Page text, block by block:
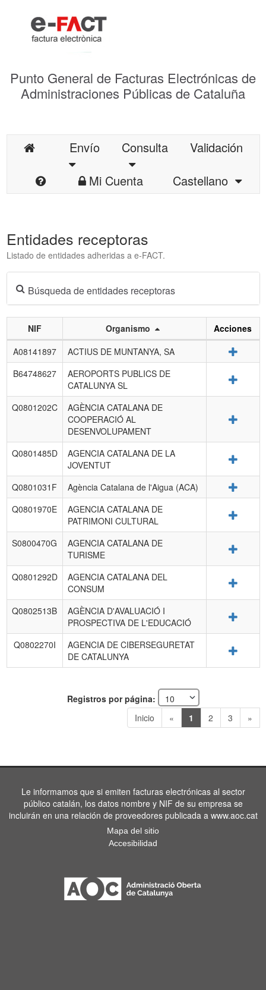
Punto General de Facturas Electrónicas de
Administraciones Públicas de Cataluña
Envío Consulta
Validación
Mi Cuenta
Castellano
Entidades receptoras
Listado de entidades adheridas a e-FACT.
Búsqueda de entidades receptoras
Listado
de
entidades
NIF Organismo
Acciones
A08141897
ACTIUS DE MUNTANYA, SA
B64748627
AEROPORTS PUBLICS DE
CATALUNYA SL
Q0801202C
AGÈNCIA CATALANA DE
COOPERACIÓ AL
DESENVOLUPAMENT
Q0801485D
AGENCIA CATALANA DE LA
JOVENTUT
Q0801031F Agència Catalana de l'Aigua (ACA)
Q0801970E
AGENCIA CATALANA DE
PATRIMONI CULTURAL
S0800470G
AGENCIA CATALANA DE
TURISME
Q0801292D
AGENCIA CATALANA DEL
CONSUM
Q0802513B
AGÈNCIA D'AVALUACIÓ I
PROSPECTIVA DE L'EDUCACIÓ
Q0802270I
AGENCIA DE CIBERSEGURETAT
DE CATALUNYA
Registros por página:
Inicio
« 1 2 3 »
Le informamos que si emiten facturas electrónicas al sector
público catalán, los datos nombre y NIF de su empresa se
incluirán en una relación de proveedores publicada a www.aoc.cat
Mapa del sitio
Accesibilidad